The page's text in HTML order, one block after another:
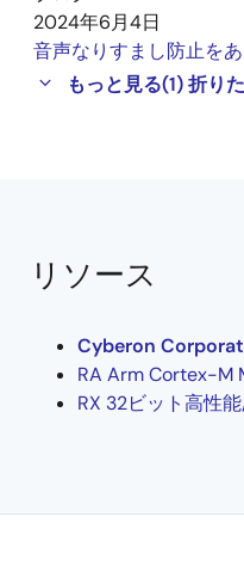
2024年6月4日
音声なりすまし防止を
もっと見る(1)折り
リソース
Cyberon
RA Arm Cortex-M
RX 32ビット高性